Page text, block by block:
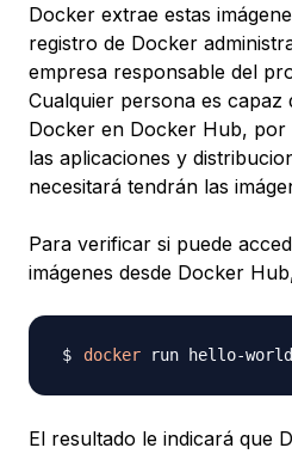
Docker extrae estas
registro de Docker
empresa responsable del
Cualquier persona es capaz
Docker en Docker Hub,
las aplicaciones y
necesitará tendrán las
Para verificar si puede
imágenes desde Docker
docker
El resultado le indicará que